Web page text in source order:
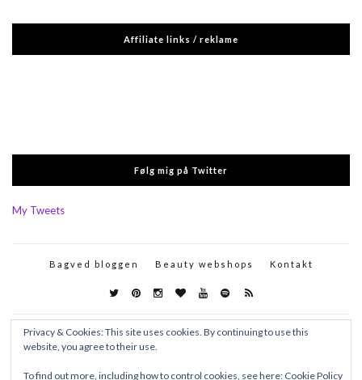
Affiliate links / reklame
Følg mig på Twitter
My Tweets
Bagved bloggen Beauty webshops Kontakt
Privacy & Cookies: This site uses cookies. By continuing to use this
website, you agree to their use.
To find out more, including how to control cookies, see here: Cookie Policy